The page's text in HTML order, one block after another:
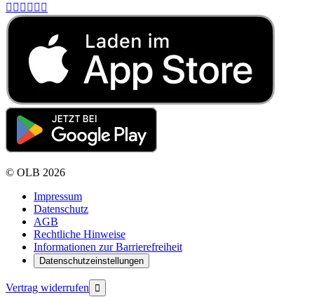
     
© OLB 2026
Impressum
Datenschutz
AGB
Rechtliche Hinweise
Informationen zur Barrierefreiheit
Datenschutzeinstellungen
Vertrag widerrufen 